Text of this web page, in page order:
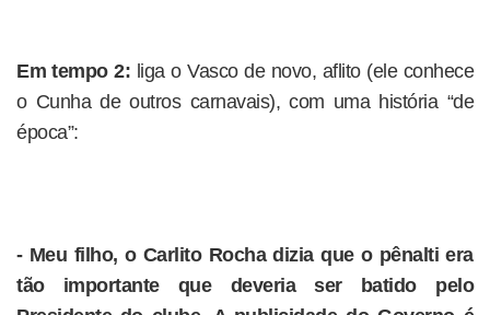
Em tempo 2: liga o Vasco de novo, aflito (ele conhece
o Cunha de outros carnavais), com uma história “de
época”:
- Meu filho, o Carlito Rocha dizia que o pênalti era
tão importante que deveria ser batido pelo